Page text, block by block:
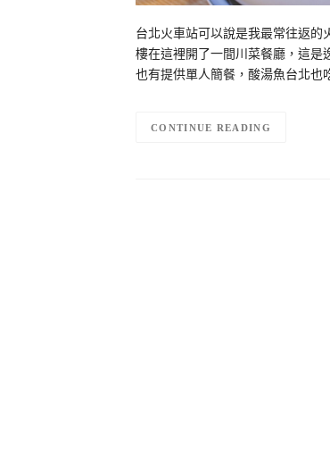
台北火車站可以說是我最常往返的
樓在這裡開了一間川菜餐廳，這是
也有提供單人簡餐，酸湯魚台北也
CONTINUE READING